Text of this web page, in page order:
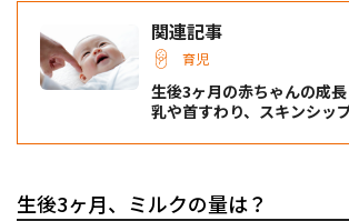
関連記事
育児
生後3ヶ月の赤ちゃんの成
乳や首すわり、スキンシッ
生後3ヶ月、ミルクの量は？